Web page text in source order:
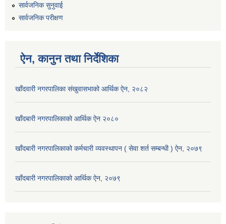
सार्वजनिक सुनुवाई
सार्वजनिक परीक्षण
ऐन, कानुन तथा निर्देशिका
खाँदवारी नगरपालिका संखुवासभाको आर्थिक ऐन, २०८२
खाँदबारी नगरपालिकाको आर्थिक ऐन २०८०
खाँदबारी नगरपालिकाको कर्मचारी व्यवस्थापन ( सेवा शर्त सम्बन्धी ) ऐन, २०७९
खाँदबारी नगरपालिकाको आर्थिक ऐन, २०७९